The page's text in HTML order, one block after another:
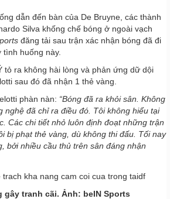
dẫn đến bàn của De Bruyne, các thành
Silva khống chế bóng ở ngoài vạch
đăng tải sau trận xác nhận bóng đã đi
huống này.
tỏ ra không hài lòng và phản ứng dữ dội
sau đó đã nhận 1 thẻ vàng.
phàn nàn: “Bóng đã ra khỏi sân. Không
nghệ đã chỉ ra điều đó. Tôi không hiểu tại
Các chi tiết nhỏ luôn định đoạt những trận
bị phạt thẻ vàng, dù không thi đấu. Tối nay
bởi nhiều cầu thủ trên sân đáng nhận
gây tranh cãi. Ảnh: beIN Sports